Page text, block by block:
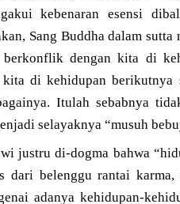
kebenaran esensi
Sang Buddha dalam
dengan kita di
di kehidupan berikutnya
Itulah sebabnya
selayaknya “musuh
justru di-dogma bahwa
dari belenggu rantai
adanya kehidupan-